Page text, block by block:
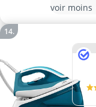
voir moins